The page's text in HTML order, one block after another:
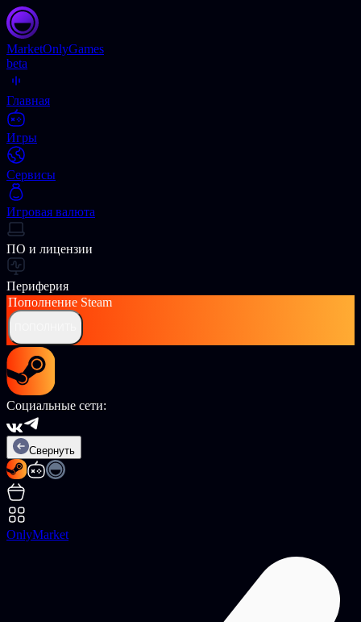
MarketOnlyGames
beta
Главная
Игры
Сервисы
Игровая валюта
ПО и лицензии
Периферия
Пополнение Steam
Социальные сети:
Свернуть
OnlyMarket